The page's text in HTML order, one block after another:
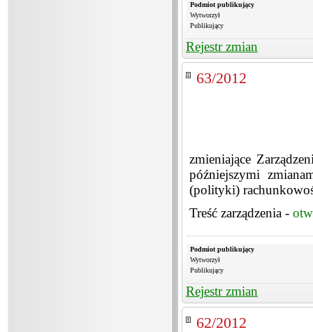
Podmiot publikujący
Wytworzył
Publikujący
Rejestr zmian
63/2012
zmieniające
późniejszymi
(polityki)
Treść zarządzenia -
Podmiot publikujący
Wytworzył
Publikujący
Rejestr zmian
62/2012